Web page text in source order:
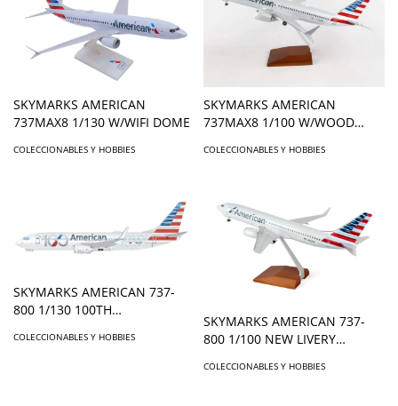
SKYMARKS AMERICAN
737MAX8 1/130 W/WIFI DOME
COLECCIONABLES Y HOBBIES
SKYMARKS AMERICAN
737MAX8 1/100 W/WOOD
COLECCIONABLES Y HOBBIES
SKYMARKS AMERICAN 737-
800 1/130 100TH
COLECCIONABLES Y HOBBIES
SKYMARKS AMERICAN 737-
800 1/100 NEW LIVERY
COLECCIONABLES Y HOBBIES